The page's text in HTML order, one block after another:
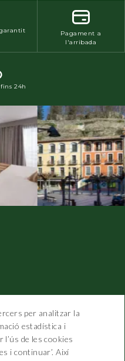
Pagament a
l'arribada
fins 24h
per analitzar la
estadística i
de les cookies
i continuar’. Així